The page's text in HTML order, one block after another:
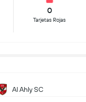
0
Tarjetas Rojas
Al Ahly SC